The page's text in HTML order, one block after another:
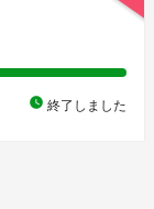
watch_later 終了しました